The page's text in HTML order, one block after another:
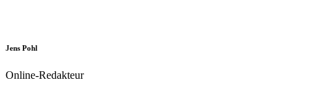
Jens Pohl
Online-Redakteur